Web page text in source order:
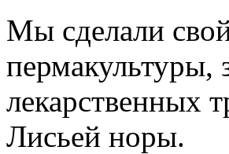
Мы сделали
лекарственных
Лисьей норы.